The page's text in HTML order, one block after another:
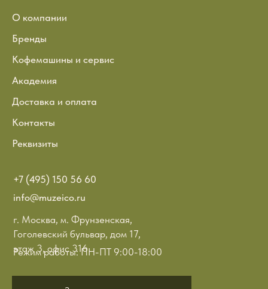
Режим работы: ПН-ПТ 9:00-18:00
г. Москва, м. Фрунзенская,
Гоголевский бульвар, дом 17,
этаж 3, офис 316
+7 (495) 150 56 60
info@muzeico.ru
О компании
Бренды
Кофемашины и сервис
Академия
Доставка и оплата
Контакты
Реквизиты